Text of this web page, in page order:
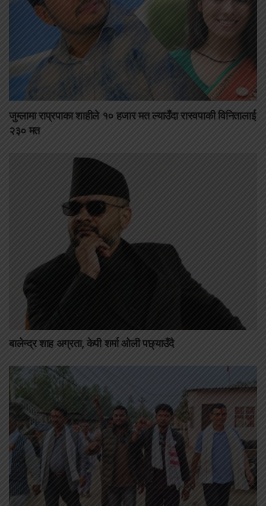
जुम्लामा राप्रपाका शाहीले १० हजार मत ल्याउँदा रास्वपाकी विनितालाई
२३० मत
बालेन्द्र शाह अग्रता, केपी शर्मा ओली पछ्याउँदै